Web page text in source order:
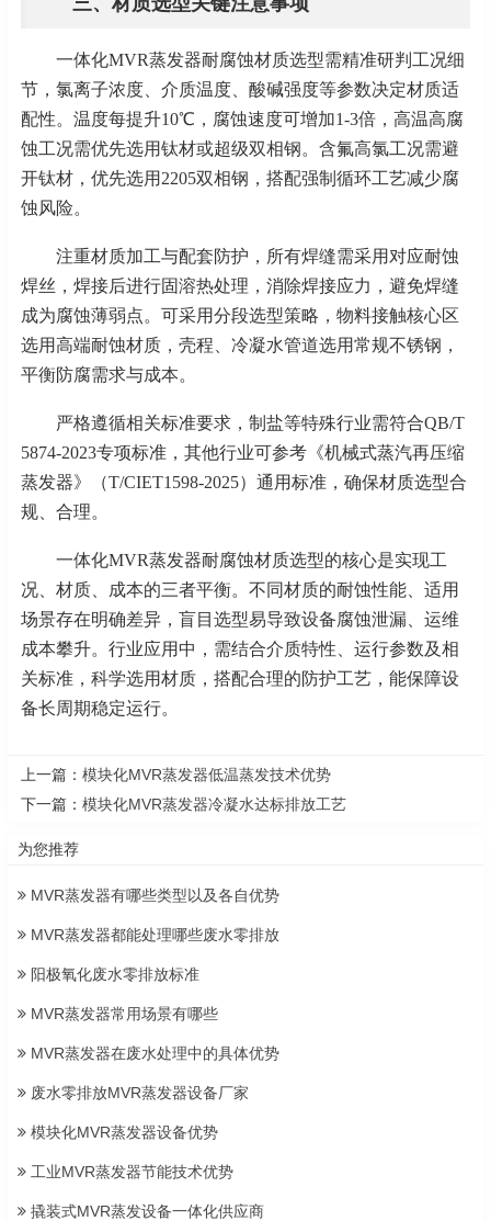
一体化MVR蒸发器耐腐蚀材质选型需精准研判工况细
节，氯离子浓度、介质温度、酸碱强度等参数决定材质适
配性。温度每提升10℃，腐蚀速度可增加1-3倍，高温高腐
蚀工况需优先选用钛材或超级双相钢。含氟高氯工况需避
开钛材，优先选用2205双相钢，搭配强制循环工艺减少腐
蚀风险。
注重材质加工与配套防护，所有焊缝需采用对应耐蚀
焊丝，焊接后进行固溶热处理，消除焊接应力，避免焊缝
成为腐蚀薄弱点。可采用分段选型策略，物料接触核心区
选用高端耐蚀材质，壳程、冷凝水管道选用常规不锈钢，
平衡防腐需求与成本。
严格遵循相关标准要求，制盐等特殊行业需符合QB/T
5874-2023专项标准，其他行业可参考《机械式蒸汽再压缩
蒸发器》（T/CIET1598-2025）通用标准，确保材质选型合
规、合理。
一体化MVR蒸发器耐腐蚀材质选型的核心是实现工
况、材质、成本的三者平衡。不同材质的耐蚀性能、适用
场景存在明确差异，盲目选型易导致设备腐蚀泄漏、运维
成本攀升。行业应用中，需结合介质特性、运行参数及相
关标准，科学选用材质，搭配合理的防护工艺，能保障设
备长周期稳定运行。
上一篇： 模块化MVR蒸发器低温蒸发技术优势
下一篇： 模块化MVR蒸发器冷凝水达标排放工艺
为您推荐
MVR蒸发器有哪些类型以及各自优势
MVR蒸发器都能处理哪些废水零排放
阳极氧化废水零排放标准
MVR蒸发器常用场景有哪些
MVR蒸发器在废水处理中的具体优势
废水零排放MVR蒸发器设备厂家
模块化MVR蒸发器设备优势
工业MVR蒸发器节能技术优势
撬装式MVR蒸发设备一体化供应商